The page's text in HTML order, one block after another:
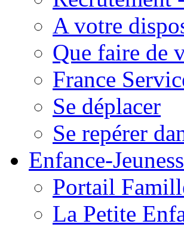
A votre
Que faire de
France
Se déplacer
Se repérer
Enfance-
Portail
La Petite